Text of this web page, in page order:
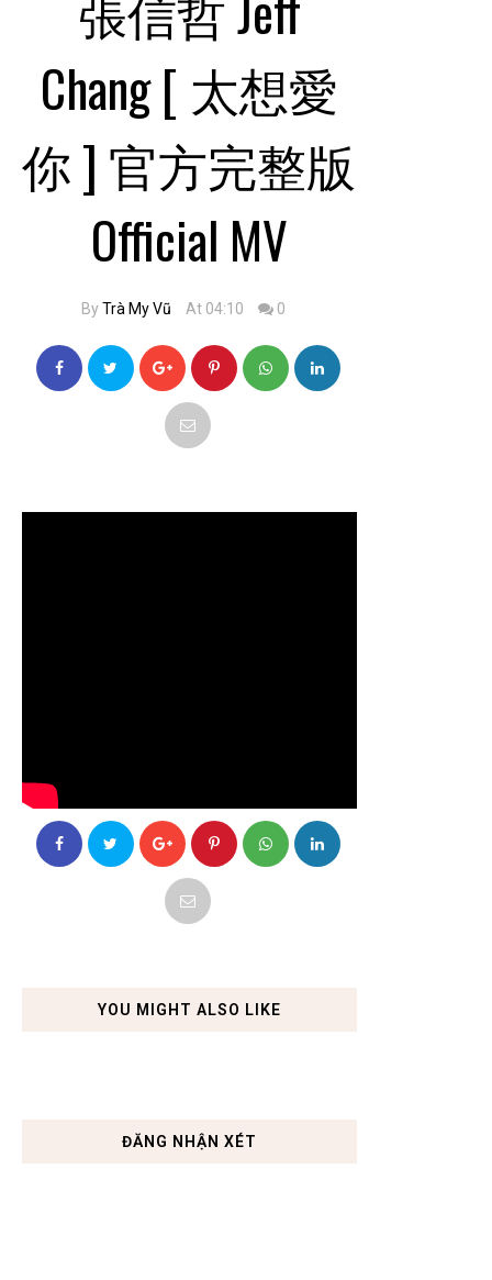
Chang [ 太想愛
你 ] 官方完整版
Official MV
ByTrà My Vũ At 04:10 0
YOU MIGHT ALSO LIKE
ĐĂNG NHẬN XÉT